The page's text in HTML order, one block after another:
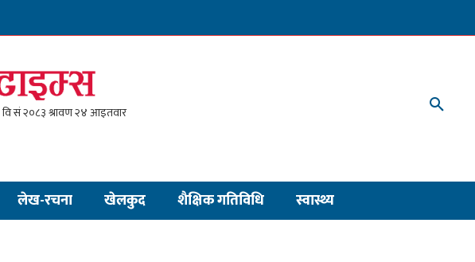
लेख-रचना खेलकुद शैक्षिक गतिविधि स्वास्थ्य